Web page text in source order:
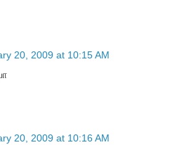
20, 2009 at 10:15 AM
20, 2009 at 10:16 AM